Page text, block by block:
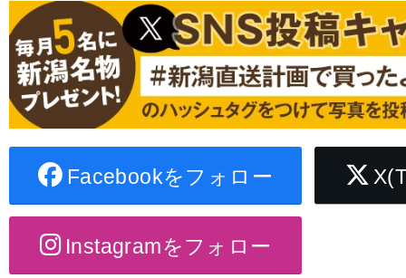
Facebookをフォロー
Instagramをフォロー